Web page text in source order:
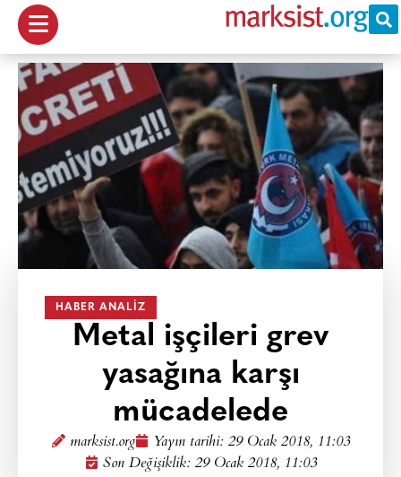
HABER ANALIZ
Metal işçileri grev
yasağına karşı
mücadelede
marksist.org Yayın tarihi: 29 Ocak 2018, 11:03
Son Değişiklik: 29 Ocak 2018, 11:03